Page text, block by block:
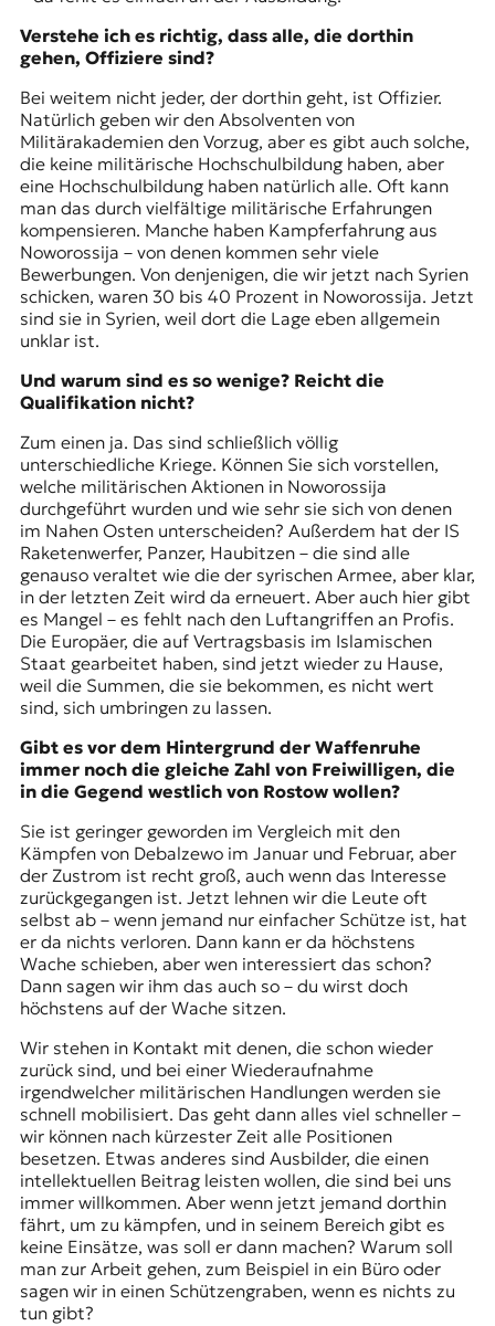
Verstehe ich es richtig, dass alle, die dorthin
gehen, Offiziere sind?
Bei weitem nicht jeder, der dorthin geht, ist Offizier.
Natürlich geben wir den Absolventen von
Militärakademien den Vorzug, aber es gibt auch solche,
die keine militärische Hochschulbildung haben, aber
eine Hochschulbildung haben natürlich alle. Oft kann
man das durch vielfältige militärische Erfahrungen
kompensieren. Manche haben Kampferfahrung aus
Noworossija – von denen kommen sehr viele
Bewerbungen. Von denjenigen, die wir jetzt nach Syrien
schicken, waren 30 bis 40 Prozent in Noworossija. Jetzt
sind sie in Syrien, weil dort die Lage eben allgemein
unklar ist.
Und warum sind es so wenige? Reicht die
Qualifikation nicht?
Zum einen ja. Das sind schließlich völlig
unterschiedliche Kriege. Können Sie sich vorstellen,
welche militärischen Aktionen in Noworossija
durchgeführt wurden und wie sehr sie sich von denen
im Nahen Osten unterscheiden? Außerdem hat der IS
Raketenwerfer, Panzer, Haubitzen – die sind alle
genauso veraltet wie die der syrischen Armee, aber klar,
in der letzten Zeit wird da erneuert. Aber auch hier gibt
es Mangel – es fehlt nach den Luftangriffen an Profis.
Die Europäer, die auf Vertragsbasis im Islamischen
Staat gearbeitet haben, sind jetzt wieder zu Hause,
weil die Summen, die sie bekommen, es nicht wert
sind, sich umbringen zu lassen.
Gibt es vor dem Hintergrund der Waffenruhe
immer noch die gleiche Zahl von Freiwilligen, die
in die Gegend westlich von Rostow wollen?
Sie ist geringer geworden im Vergleich mit den
Kämpfen von Debalzewo im Januar und Februar, aber
der Zustrom ist recht groß, auch wenn das Interesse
zurückgegangen ist. Jetzt lehnen wir die Leute oft
selbst ab – wenn jemand nur einfacher Schütze ist, hat
er da nichts verloren. Dann kann er da höchstens
Wache schieben, aber wen interessiert das schon?
Dann sagen wir ihm das auch so – du wirst doch
höchstens auf der Wache sitzen.
Wir stehen in Kontakt mit denen, die schon wieder
zurück sind, und bei einer Wiederaufnahme
irgendwelcher militärischen Handlungen werden sie
schnell mobilisiert. Das geht dann alles viel schneller –
wir können nach kürzester Zeit alle Positionen
besetzen. Etwas anderes sind Ausbilder, die einen
intellektuellen Beitrag leisten wollen, die sind bei uns
immer willkommen. Aber wenn jetzt jemand dorthin
fährt, um zu kämpfen, und in seinem Bereich gibt es
keine Einsätze, was soll er dann machen? Warum soll
man zur Arbeit gehen, zum Beispiel in ein Büro oder
sagen wir in einen Schützengraben, wenn es nichts zu
tun gibt?